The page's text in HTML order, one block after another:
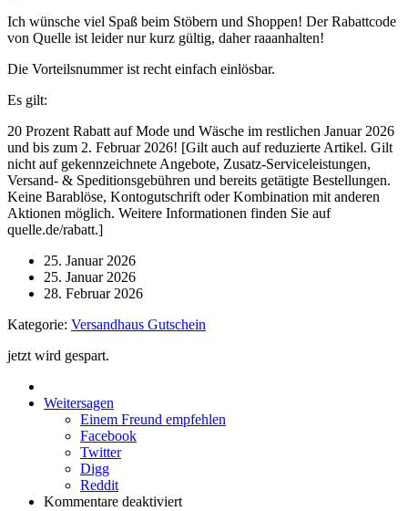
Ich wünsche viel Spaß beim Stöbern und Shoppen! Der Rabattcode
von Quelle ist leider nur kurz gültig, daher raaanhalten!
Die Vorteilsnummer ist recht einfach einlösbar.
Es gilt:
20 Prozent Rabatt auf Mode und Wäsche im restlichen Januar 2026
und bis zum 2. Februar 2026! [Gilt auch auf reduzierte Artikel. Gilt
nicht auf gekennzeichnete Angebote, Zusatz-Serviceleistungen,
Versand- & Speditionsgebühren und bereits getätigte Bestellungen.
Keine Barablöse, Kontogutschrift oder Kombination mit anderen
Aktionen möglich. Weitere Informationen finden Sie auf
quelle.de/rabatt.]
25. Januar 2026
25. Januar 2026
28. Februar 2026
Kategorie: Versandhaus Gutschein
jetzt wird gespart.
Weitersagen
Einem Freund empfehlen
Facebook
Twitter
Digg
Reddit
Kommentare deaktiviert